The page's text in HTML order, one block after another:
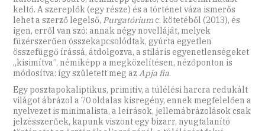
keltő. A szereplők (egy része) és a történet váza ismerős
lehet a szerző legelső, Purgatóriumc. kötetéből (2013), és
igen, erről van szó: annak négy novelláját, melyek
füzérszerűen összekapcsolódtak, gyúrta egyetlen
összefüggő írássá, átdolgozva, a stiláris egyenetlenségeket
„kisimítva”, némiképp a megközelítésen, nézőponton is
módosítva: így született meg azApja fia.
Egy posztapokaliptikus, primitív, a túlélési harcra redukált
világot ábrázol a 70 oldalas kisregény, ennek megfelelően a
nyelvezet is minimalista, a leírások, jellemábrázolások csak
jelzésszerűek, kapunk viszont egy bizarr, nyugtalanító